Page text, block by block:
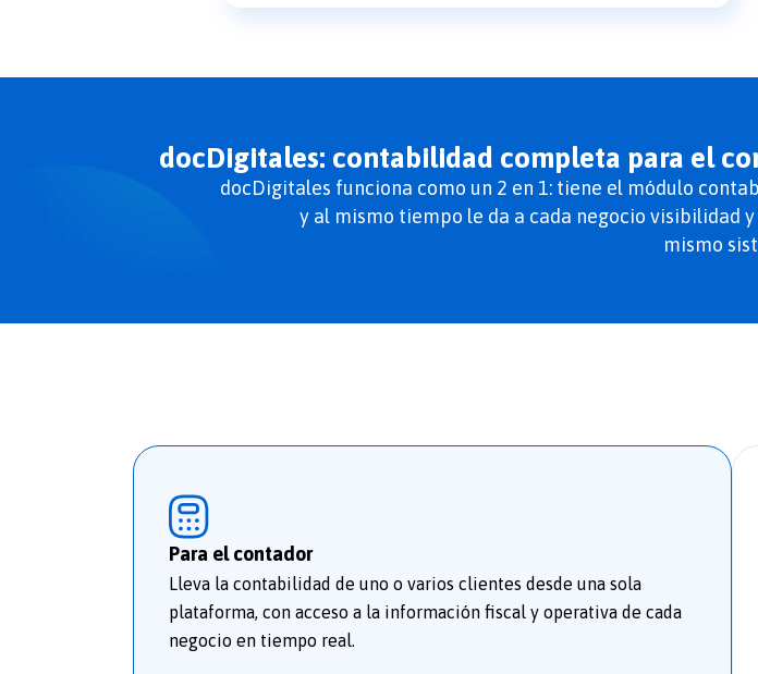
docDigitales: contabilidad completa para el
docDigitales funciona como un 2 en 1: tiene el módulo
y al mismo tiempo le da a cada negocio visibilidad
mismo
Para el contador
Lleva la contabilidad de uno o varios clientes desde una sola
plataforma, con acceso a la información fiscal y operativa de cada
negocio en tiempo real.